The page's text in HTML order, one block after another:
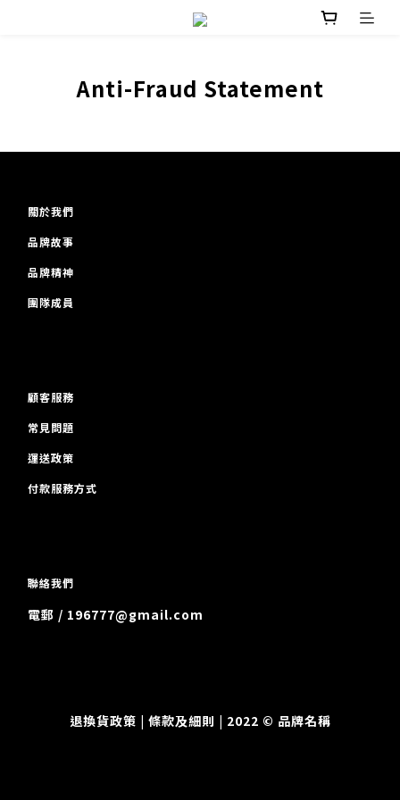
Anti-Fraud Statement
關於我們
品牌故事
品牌精神
團隊成員
顧客服務
常見問題
運送政策
付款服務方式
聯絡我們
電郵 / 196777@gmail.com
退換貨政策 | 條款及細則 | 2022 © 品牌名稱